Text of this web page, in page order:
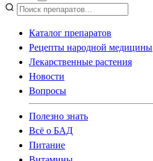
Каталог препаратов
Рецепты народной медицины
Лекарственные растения
Новости
Вопросы
Полезно знать
Всё о БАД
Питание